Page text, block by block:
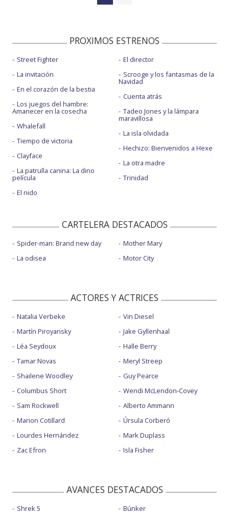
PROXIMOS ESTRENOS
Street Fighter
La invitación
En el corazón de la bestia
Los juegos del hambre:
Amanecer en la cosecha
Whalefall
Tiempo de victoria
Clayface
La patrulla canina: La dino
película
El nido
El director
Scrooge y los fantasmas de la
Navidad
Cuenta atrás
Tadeo Jones y la lámpara
maravillosa
La isla olvidada
Hechizo: Bienvenidos a Hexe
La otra madre
Trinidad
CARTELERA DESTACADOS
Spider-man: Brand new day
La odisea
Mother Mary
Motor City
ACTORES Y ACTRICES
Natalia Verbeke
Martín Piroyansky
Léa Seydoux
Tamar Novas
Shailene Woodley
Columbus Short
Sam Rockwell
Marion Cotillard
Lourdes Hernández
Zac Efron
Vin Diesel
Jake Gyllenhaal
Halle Berry
Meryl Streep
Guy Pearce
Wendi McLendon-Covey
Alberto Ammann
Úrsula Corberó
Mark Duplass
Isla Fisher
AVANCES DESTACADOS
Shrek 5
Búnker